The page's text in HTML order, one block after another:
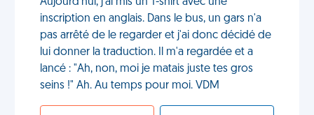
inscription en anglais. Dans le bus, un gars n'a
pas arrêté de le regarder et j'ai donc décidé de
lui donner la traduction. Il m'a regardée et a
lancé : "Ah, non, moi je matais juste tes gros
seins !" Ah. Au temps pour moi. VDM